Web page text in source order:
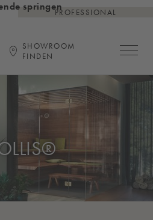
springenPROFESSIONAL
SHOWROOM
FINDEN